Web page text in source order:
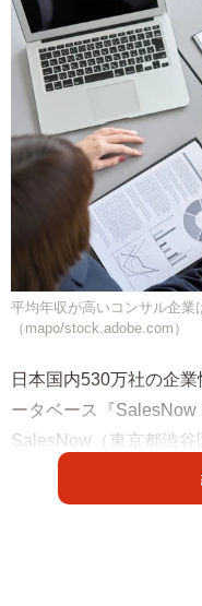
平均年収が高いコンサル企
（mapo/stock.adobe.com）
日本国内530万社の企
ータベース『
SalesNow（東京都渋谷
おける各企業（上場企
TOP5」を発表しまし